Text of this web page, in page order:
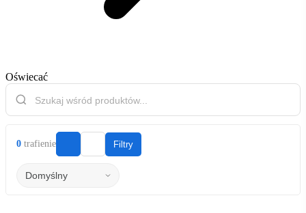
Oświecać
0 trafienie Filtry